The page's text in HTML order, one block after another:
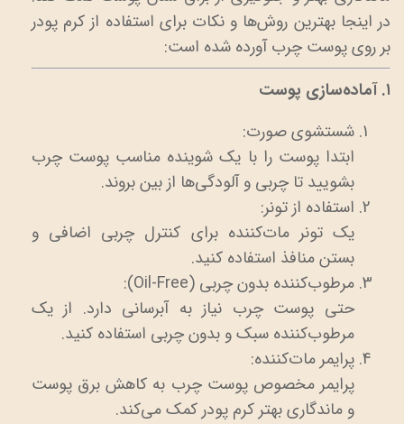
در اینجا بهترین روش‌ها و نکات برای استفاده از کرم پودر
بر روی پوست چرب آورده شده است:
۱. آماده‌سازی پوست
شستشوی صورت:
ابتدا پوست را با یک شوینده مناسب پوست چرب
بشویید تا چربی و آلودگی‌ها از بین بروند.
استفاده از تونر:
یک تونر مات‌کننده برای کنترل چربی اضافی و
بستن منافذ استفاده کنید.
مرطوب‌کننده بدون چربی (Oil-Free):
حتی پوست چرب نیاز به آبرسانی دارد. از یک
مرطوب‌کننده سبک و بدون چربی استفاده کنید.
پرایمر مات‌کننده:
پرایمر مخصوص پوست چرب به کاهش برق پوست
و ماندگاری بهتر کرم پودر کمک می‌کند.